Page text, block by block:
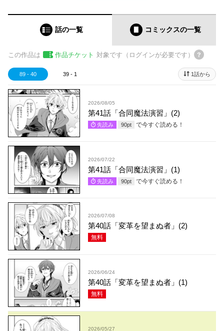
話の一覧 コミックスの一覧
この作品は 作品チケット 対象です（ログインが必要です）
89 - 40 39 - 1 1話から
2026/08/05
第41話「合同魔法演習」(2)
先読み 90pt で今すぐ読める！
2026/07/22
第41話「合同魔法演習」(1)
先読み 90pt で今すぐ読める！
2026/07/08
第40話「変革を望まぬ者」(2)
無料
2026/06/24
第40話「変革を望まぬ者」(1)
無料
2026/05/27